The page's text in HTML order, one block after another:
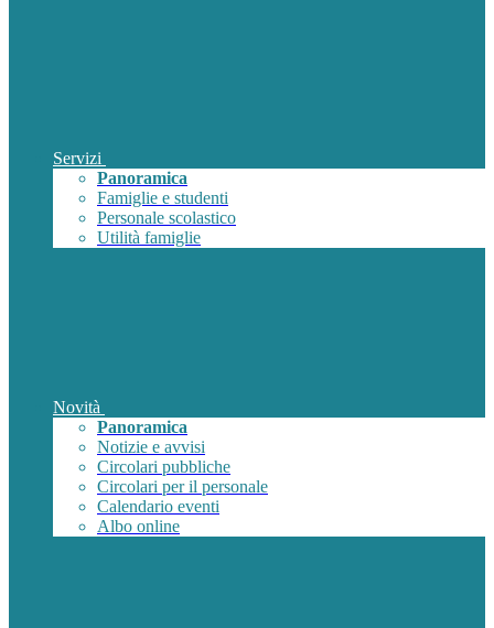
Servizi
Panoramica
Famiglie e studenti
Personale scolastico
Utilità famiglie
Novità
Panoramica
Notizie e avvisi
Circolari pubbliche
Circolari per il personale
Calendario eventi
Albo online